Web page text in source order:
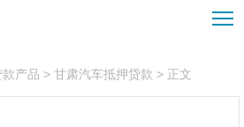
甘肃贷款攻略
甘肃重组优化服务
款产品 > 甘肃汽车抵押贷款 > 正文